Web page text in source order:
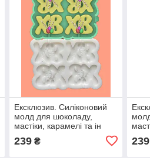
Ексклюзив. Силіконовий
молд для шоколаду,
мастіки, карамелі та ін
"Набір ХВ з ДЕКОРОМ під
шпажку"
239₴ 239